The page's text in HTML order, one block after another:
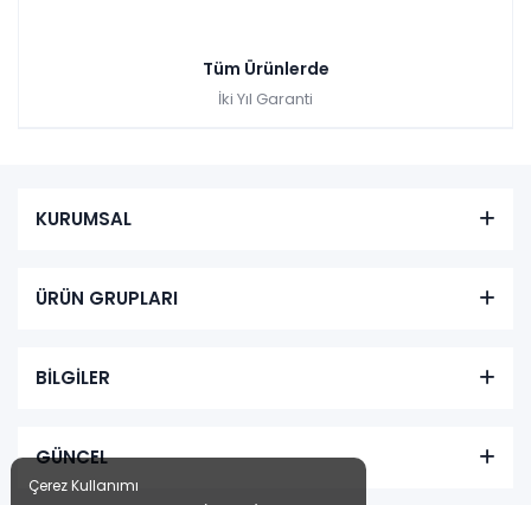
Tüm Ürünlerde
İki Yıl Garanti
KURUMSAL
ÜRÜN GRUPLARI
BİLGİLER
GÜNCEL
Çerez Kullanımı